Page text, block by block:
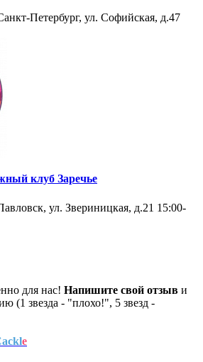
Петербург, ул. Софийская, д.47
клуб Заречье
ул. Звериницкая, д.21 15:00-
для нас! Напишите свой отзыв и
(1 звезда - "плохо!", 5 звезд -
e